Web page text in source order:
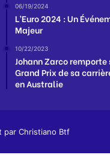
06/19/2024
L’Euro 2024 : Un
Majeur
10/22/2023
Johann Zarco
Grand Prix de sa
en Australie
par Christiano Btf